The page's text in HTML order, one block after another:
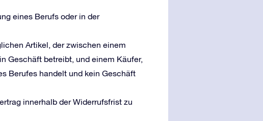
eines Berufs oder in der
Artikel, der zwischen einem
Geschäft betreibt, und einem Käufer,
Berufes handelt und kein Geschäft
innerhalb der Widerrufsfrist zu